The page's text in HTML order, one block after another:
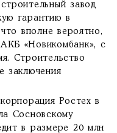
завод
гарантию в
вполне вероятно,
«Новикомбанк», с
Строительство
заключения
Ростех в
Сосновскому
в размере 20 млн